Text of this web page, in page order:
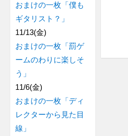
おまけの一枚「僕も
ギタリスト？」
11/13(金)
おまけの一枚「罰ゲ
ームのわりに楽しそ
う」
11/6(金)
おまけの一枚「ディ
レクターから見た目
線」